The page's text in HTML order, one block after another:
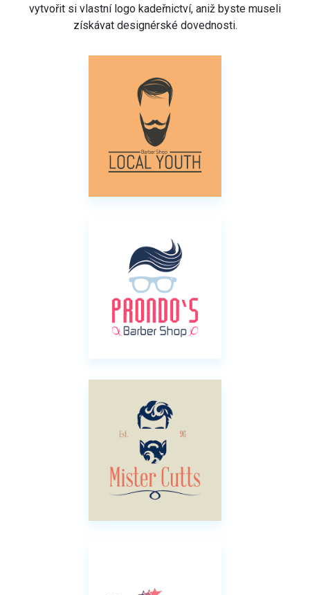
vytvořit si vlastní logo kadeřnictví, aniž byste museli
získávat designérské dovednosti.